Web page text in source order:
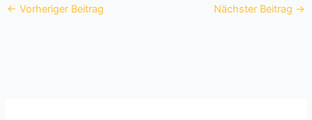
← Vorheriger Beitrag Nächster Beitrag →